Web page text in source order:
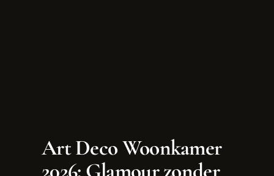
Art Deco Woonkamer
2026: Glamour zonder